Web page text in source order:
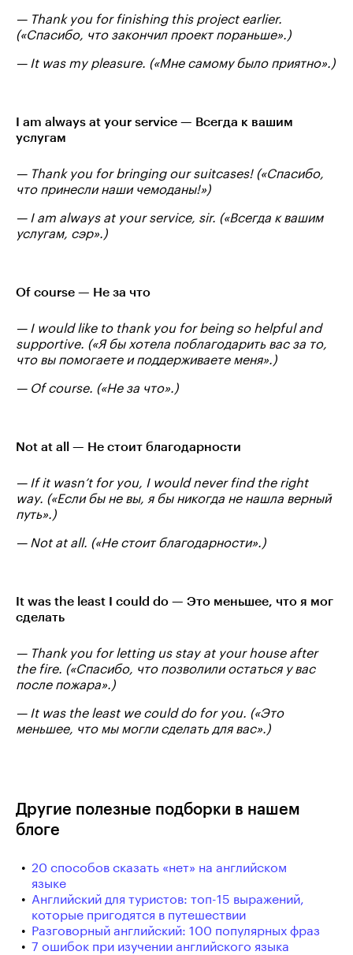
— Thank you for finishing this project earlier.
(«Спасибо, что закончил проект пораньше».)
— It was my pleasure. («Мне самому было приятно».)
I am always at your service — Всегда к вашим
услугам
— Thank you for bringing our suitcases! («Спасибо,
что принесли наши чемоданы!»)
— I am always at your service, sir. («Всегда к вашим
услугам, сэр».)
Of course — Не за что
— I would like to thank you for being so helpful and
supportive. («Я бы хотела поблагодарить вас за то,
что вы помогаете и поддерживаете меня».)
— Of course. («Не за что».)
Not at all — Не стоит благодарности
— If it wasn’t for you, I would never find the right
way. («Если бы не вы, я бы никогда не нашла верный
путь».)
— Not at all. («Не стоит благодарности».)
It was the least I could do — Это меньшее, что я мог
сделать
— Thank you for letting us stay at your house after
the fire. («Спасибо, что позволили остаться у вас
после пожара».)
— It was the least we could do for you. («Это
меньшее, что мы могли сделать для вас».)
Другие полезные подборки в нашем
блоге
20 способов сказать «нет» на английском
языке
Английский для туристов: топ-15 выражений,
которые пригодятся в путешествии
Разговорный английский: 100 популярных фраз
7 ошибок при изучении английского языка